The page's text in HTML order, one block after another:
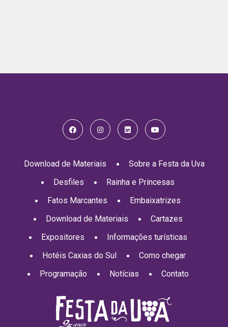
Download de Materiais
Sobre a Festa da Uva
Desfiles
Rainha e Princesas
Fatos Marcantes
Embaixatrizes
Download de Materiais
Cartazes
Expositores
Informações turísticas
Hotéis Caxias do Sul
Como chegar
Programação
Notícias Contato